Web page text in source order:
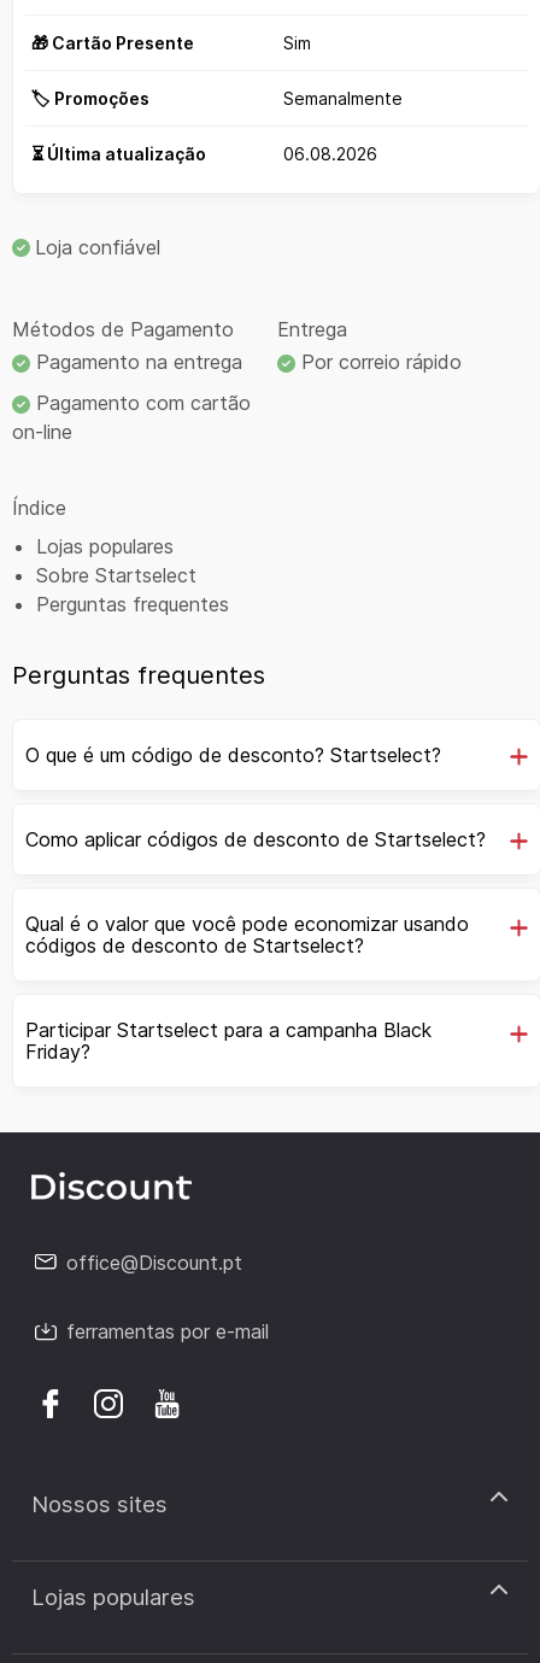
🎁 Cartão Presente Sim
🏷️ Promoções Semanalmente
⏳ Última atualização 06.08.2026
Loja confiável
Métodos de Pagamento
Pagamento na entrega
Pagamento com cartão
on-line
Entrega
Por correio rápido
Índice
Lojas populares
Sobre Startselect
Perguntas frequentes
Perguntas frequentes
O que é um código de desconto? Startselect?
Como aplicar códigos de desconto de Startselect?
Qual é o valor que você pode economizar usando
códigos de desconto de Startselect?
Participar Startselect para a campanha Black
Friday?
office@Discount.pt
ferramentas por e-mail
Nossos sites
discount.pt
discount.sk
Lojas populares
Cupão de desconto Zooplus